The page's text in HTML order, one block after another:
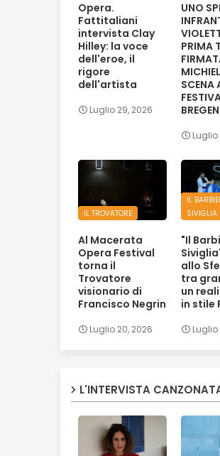
Opera.
Fattitaliani
intervista Clay
Hilley: la voce
dell'eroe, il
rigore
dell'artista
Luglio 29, 2026
UNO
PRIMA
SCENA
Luglio
IL TROVATORE
Al Macerata
Opera Festival
torna il
Trovatore
visionario di
Francisco Negrin
Luglio 20, 2026
IL
SIVIGLIA
"Il
allo
tra
un
in stile
Luglio
L'INTERVISTA